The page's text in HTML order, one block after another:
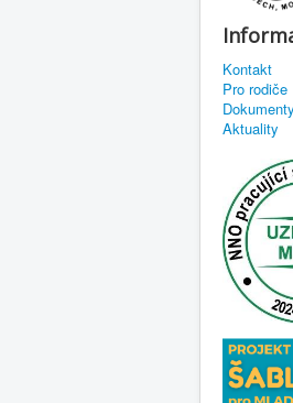
Kontakt
Pro rodiče
Dokumenty
Aktuality